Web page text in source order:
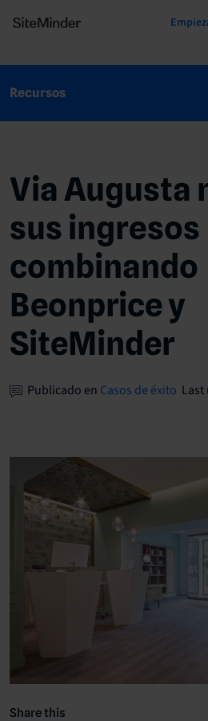
Recursos
Via Augusta
sus ingresos
combinando
Beonprice y
SiteMinder
Publicado en Casos de éxito
Share this